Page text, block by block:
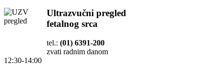
Ultrazvučni pregled
fetalnog srca
tel.: (01) 6391-200
zvati radnim danom
12:30-14:00